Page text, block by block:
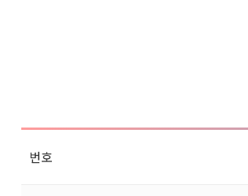
번호